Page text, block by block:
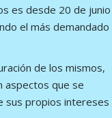
es desde 20 de junio
el más demandado
de los mismos,
aspectos que se
sus propios intereses